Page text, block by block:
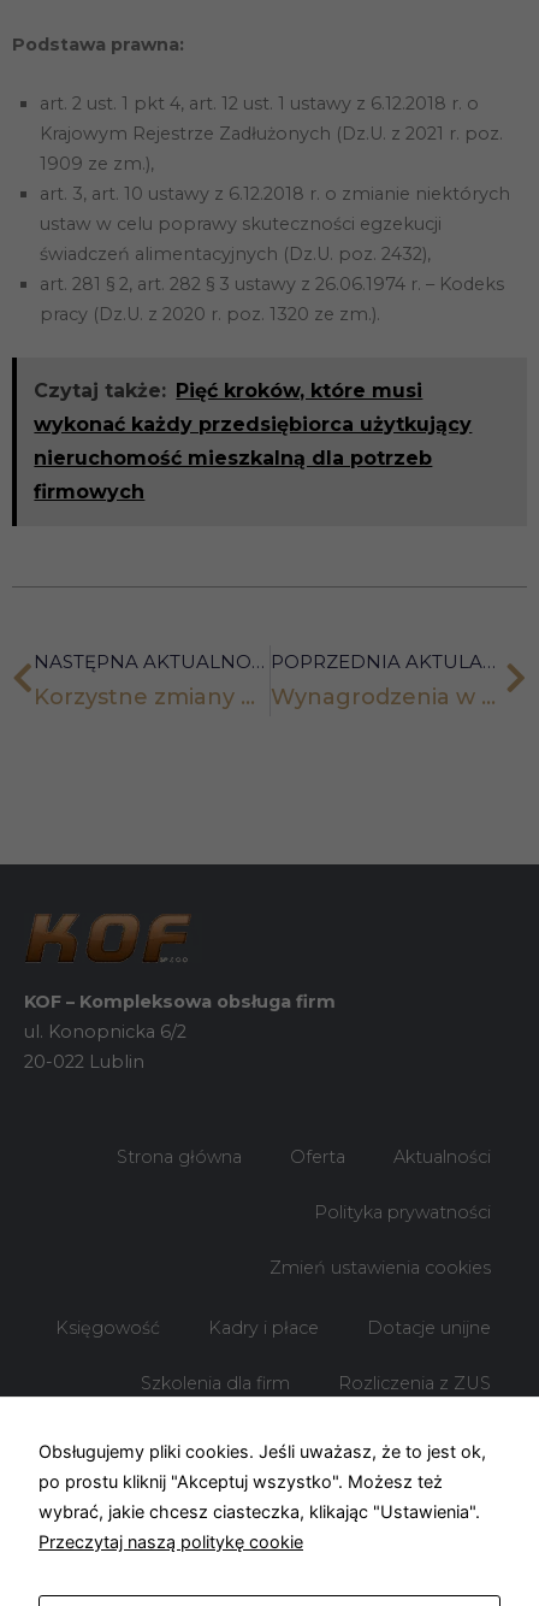
Podstawa prawna:
art. 2 ust. 1 pkt 4, art. 12 ust. 1 ustawy z 6.12.2018 r. o
Krajowym Rejestrze Zadłużonych (Dz.U. z 2021 r. poz.
1909 ze zm.),
art. 3, art. 10 ustawy z 6.12.2018 r. o zmianie niektórych
ustaw w celu poprawy skuteczności egzekucji
świadczeń alimentacyjnych (Dz.U. poz. 2432),
art. 281 § 2, art. 282 § 3 ustawy z 26.06.1974 r. – Kodeks
pracy (Dz.U. z 2020 r. poz. 1320 ze zm.).
Czytaj także: Pięć kroków, które musi
wykonać każdy przedsiębiorca użytkujący
nieruchomość mieszkalną dla potrzeb
firmowych
NASTĘPNA AKTUALNOŚĆ
Korzystne zmiany w stawkach ryczałtu od przychodów ewidencjonowanych od 2022 r.
POPRZEDNIA AKTULANOŚĆ
Wynagrodzenia w styczniu 2022 r. naliczamy po nowemu!
KOF – Kompleksowa obsługa firm
ul. Konopnicka 6/2
20-022 Lublin
Strona główna Oferta Aktualności
Polityka prywatności
Zmień ustawienia cookies
Księgowość Kadry i płace Dotacje unijne
Szkolenia dla firm Rozliczenia z ZUS
© Biuro rachunkowe KOF – 2026
Obsługujemy pliki cookies. Jeśli uważasz, że to jest ok,
po prostu kliknij "Akceptuj wszystko". Możesz też
wybrać, jakie chcesz ciasteczka, klikając "Ustawienia".
Przeczytaj naszą politykę cookie
Konieczne
Te pliki cookie
nie są
opcjonalne. Są
one potrzebne
do
internetowej.
Statystyka
internetowej,
używana.
znikną ze
swoje
podczas
strony, zwiększasz
szansę na
spersonalizowanych
treści i ofert.